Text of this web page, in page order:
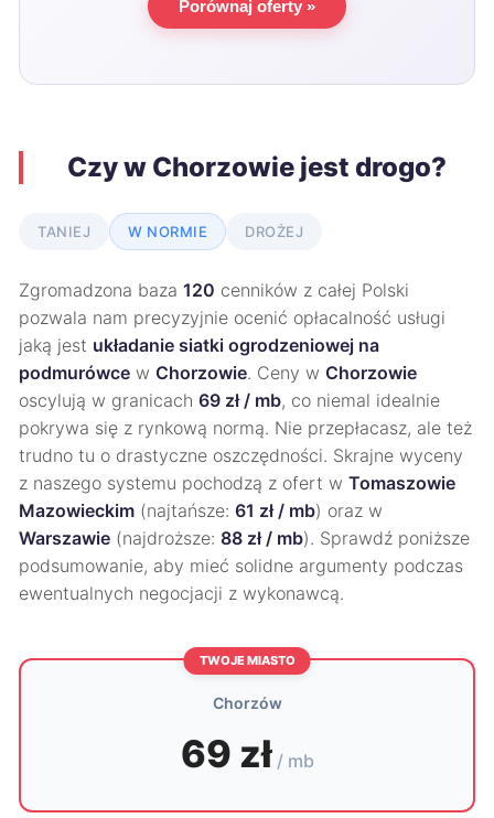
Porównaj oferty »
Czy w Chorzowie jest drogo?
TANIEJ W NORMIE DROŻEJ
Zgromadzona baza 120 cenników z całej Polski
pozwala nam precyzyjnie ocenić opłacalność usługi
jaką jest układanie siatki ogrodzeniowej na
podmurówce w Chorzowie. Ceny w Chorzowie
oscylują w granicach 69 zł / mb, co niemal idealnie
pokrywa się z rynkową normą. Nie przepłacasz, ale też
trudno tu o drastyczne oszczędności. Skrajne wyceny
z naszego systemu pochodzą z ofert w Tomaszowie
Mazowieckim (najtańsze: 61 zł / mb) oraz w
Warszawie (najdroższe: 88 zł / mb). Sprawdź poniższe
podsumowanie, aby mieć solidne argumenty podczas
ewentualnych negocjacji z wykonawcą.
TWOJE MIASTO
Chorzów
69 zł / mb